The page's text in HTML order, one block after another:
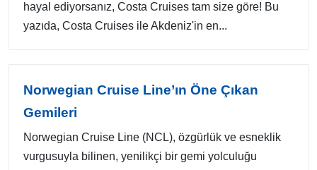
hayal ediyorsanız, Costa Cruises tam size göre! Bu
yazıda, Costa Cruises ile Akdeniz'in en...
Norwegian Cruise Line’ın Öne Çıkan
Gemileri
Norwegian Cruise Line (NCL), özgürlük ve esneklik
vurgusuyla bilinen, yenilikçi bir gemi yolculuğu